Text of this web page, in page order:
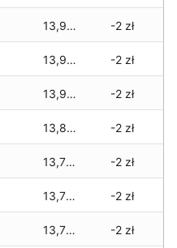
13,965 zł -2 zł
13,945 zł -2 zł
13,935 zł -2 zł
13,885 zł -2 zł
13,775 zł -2 zł
13,775 zł -2 zł
13,775 zł -2 zł